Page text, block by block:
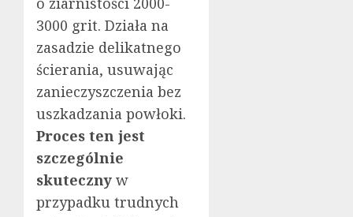
3000 grit. Działa na
zasadzie delikatnego
ścierania, usuwając
zanieczyszczenia bez
uszkadzania powłoki.
Proces ten jest
szczególnie
skuteczny w
przypadku trudnych